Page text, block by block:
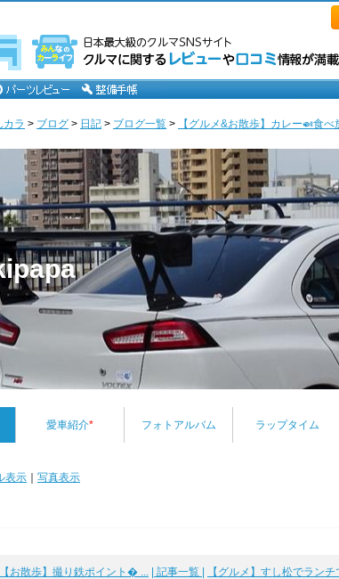
ラ > ブログ > 日記 > ブログ一覧 > 【グルメ&お散歩】カレー🍛食
愛車紹介* フォトアルバム ラップタイム
表示 写真表示
お散歩】撮り鉄ポイント� ... | 記事一覧 | 【グルメ】すし松でランチ